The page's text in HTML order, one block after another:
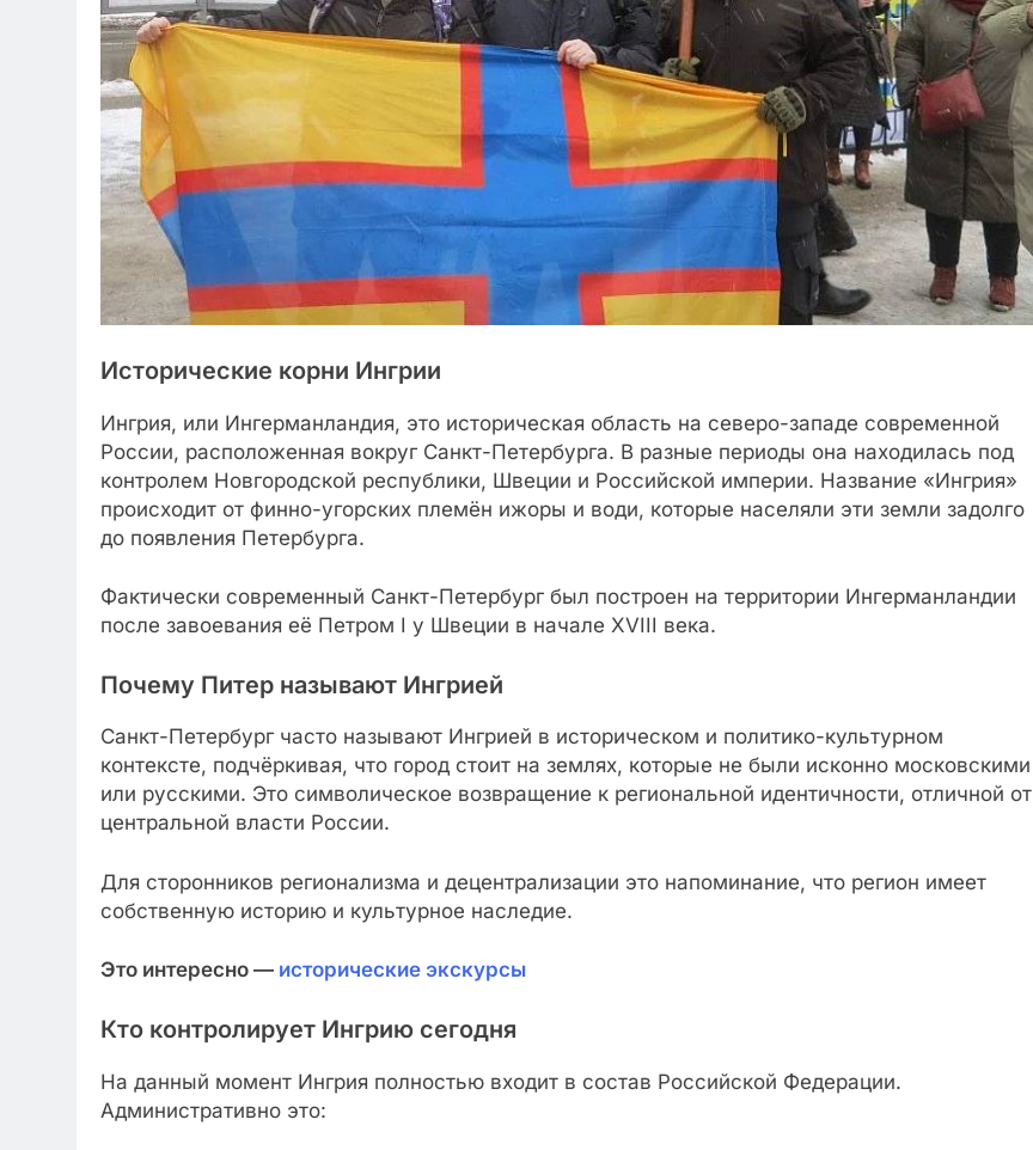
Исторические корни Ингрии
Ингрия, или Ингерманландия, это историческая область на северо-западе современной
России, расположенная вокруг Санкт-Петербурга. В разные периоды она находилась под
контролем Новгородской республики, Швеции и Российской империи. Название «Ингрия»
происходит от финно-угорских племён ижоры и води, которые населяли эти земли задолго
до появления Петербурга.
Фактически современный Санкт-Петербург был построен на территории Ингерманландии
после завоевания её Петром I у Швеции в начале XVIII века.
Почему Питер называют Ингрией
Санкт-Петербург часто называют Ингрией в историческом и политико-культурном
контексте, подчёркивая, что город стоит на землях, которые не были исконно московскими
или русскими. Это символическое возвращение к региональной идентичности, отличной от
центральной власти России.
Для сторонников регионализма и децентрализации это напоминание, что регион имеет
собственную историю и культурное наследие.
Это интересно — исторические экскурсы
Кто контролирует Ингрию сегодня
На данный момент Ингрия полностью входит в состав Российской Федерации.
Административно это: